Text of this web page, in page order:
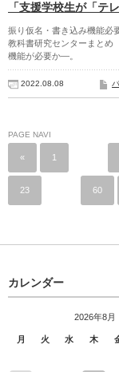
「支援学校生が「テ
振り仮名・書き込み機能
教科書研究センターまと
機能が必要か―。
2022.08.08
PAGE NAVI
« 1
23 60
カレンダー
2026年8月
月 火 水 木